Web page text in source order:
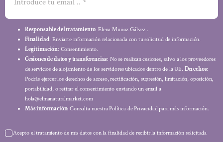
Responsable del tratamiento: Elena Muñoz Gálvez .
Finalidad: Enviarte información relacionada con tu solicitud de información.
Legitimación: Consentimiento.
Cesiones de datos y transferencias: No se realizan cesiones, salvo a los proveedores
de servicios de alojamiento de los servidores ubicados dentro de la UE. Derechos:
Podrás ejercer los derechos de acceso, rectificación, supresión, limitación, oposición,
portabilidad, o retirar el consentimiento enviando un email a
hola@elmanaturalmarket.com
Más información: Consulta nuestra Política de Privacidad para más información.
Acepto el tratamiento de mis datos con la finalidad de recibir la información solicitada